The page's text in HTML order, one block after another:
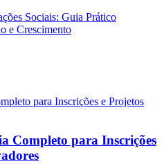
Completo para Inscrições